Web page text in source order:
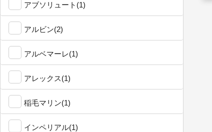
アブソリュート(1)
アルビン(2)
アルベマーレ(1)
アレックス(1)
稲毛マリン(1)
インペリアル(1)